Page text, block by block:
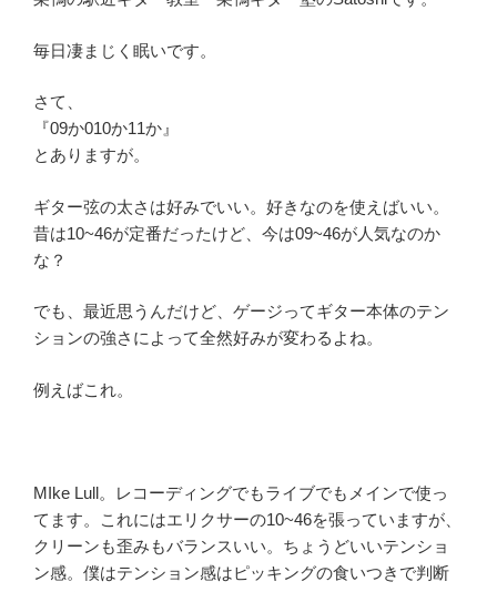
毎日凄まじく眠いです。
さて、
『09か010か11か』
とありますが。
ギター弦の太さは好みでいい。好きなのを使えばいい。
昔は10~46が定番だったけど、今は09~46が人気なのか
な？
でも、最近思うんだけど、ゲージってギター本体のテン
ションの強さによって全然好みが変わるよね。
例えばこれ。
MIke Lull。レコーディングでもライブでもメインで使っ
てます。これにはエリクサーの10~46を張っていますが、
クリーンも歪みもバランスいい。ちょうどいいテンショ
ン感。僕はテンション感はピッキングの食いつきで判断